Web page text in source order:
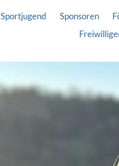
Sportjugend Sponsoren